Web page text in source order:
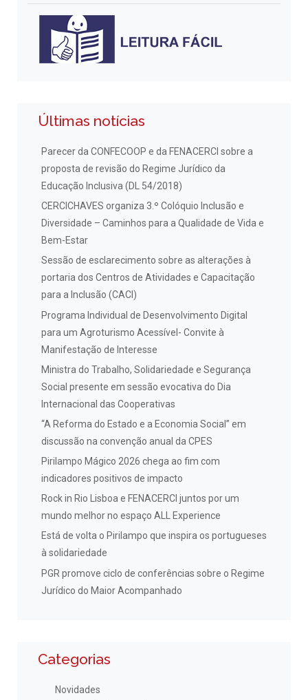
Últimas notícias
Parecer da CONFECOOP e da FENACERCI sobre a
proposta de revisão do Regime Jurídico da
Educação Inclusiva (DL 54/2018)
CERCICHAVES organiza 3.º Colóquio Inclusão e
Diversidade – Caminhos para a Qualidade de Vida e
Bem-Estar
Sessão de esclarecimento sobre as alterações à
portaria dos Centros de Atividades e Capacitação
para a Inclusão (CACI)
Programa Individual de Desenvolvimento Digital
para um Agroturismo Acessível- Convite à
Manifestação de Interesse
Ministra do Trabalho, Solidariedade e Segurança
Social presente em sessão evocativa do Dia
Internacional das Cooperativas
“A Reforma do Estado e a Economia Social” em
discussão na convenção anual da CPES
Pirilampo Mágico 2026 chega ao fim com
indicadores positivos de impacto
Rock in Rio Lisboa e FENACERCI juntos por um
mundo melhor no espaço ALL Experience
Está de volta o Pirilampo que inspira os portugueses
à solidariedade
PGR promove ciclo de conferências sobre o Regime
Jurídico do Maior Acompanhado
Categorias
Novidades